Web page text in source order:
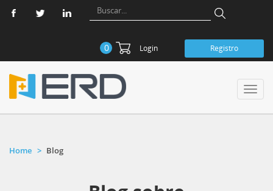
0 Login Registro
Home Blog